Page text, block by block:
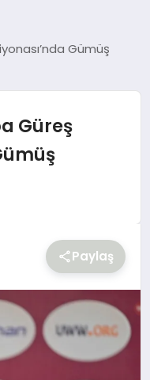
Gümüş
Güreş
Paylaş